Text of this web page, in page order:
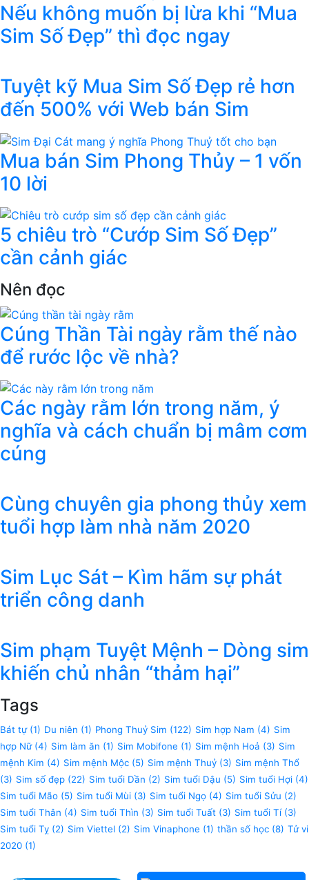
Nếu không muốn bị lừa khi “Mua
Sim Số Đẹp” thì đọc ngay
Tuyệt kỹ Mua Sim Số Đẹp rẻ hơn
đến 500% với Web bán Sim
Mua bán Sim Phong Thủy – 1 vốn
10 lời
5 chiêu trò “Cướp Sim Số Đẹp”
cần cảnh giác
Nên đọc
Cúng Thần Tài ngày rằm thế nào
để rước lộc về nhà?
Các ngày rằm lớn trong năm, ý
nghĩa và cách chuẩn bị mâm cơm
cúng
Cùng chuyên gia phong thủy xem
tuổi hợp làm nhà năm 2020
Sim Lục Sát – Kìm hãm sự phát
triển công danh
Sim phạm Tuyệt Mệnh – Dòng sim
khiến chủ nhân “thảm hại”
Tags
Bát tự(1) Du niên (1) Phong Thuỷ Sim (122) Sim hợp Nam (4) Sim
hợp Nữ(4) Sim làm ăn (1) Sim Mobifone (1) Sim mệnh Hoả (3) Sim
mệnh Kim (4) Sim mệnh Mộc (5) Sim mệnh Thuỷ (3) Sim mệnh Thổ
(3) Sim số đẹp (22) Sim tuổi Dần (2) Sim tuổi Dậu (5) Sim tuổi Hợi (4)
Sim tuổi Mão (5) Sim tuổi Mùi (3) Sim tuổi Ngọ (4) Sim tuổi Sửu (2)
Sim tuổi Thân (4) Sim tuổi Thìn (3) Sim tuổi Tuất (3) Sim tuổi Tí(3)
Sim tuổi Tỵ (2) Sim Viettel (2) Sim Vinaphone (1) thần số học (8) Tử vi
2020 (1)